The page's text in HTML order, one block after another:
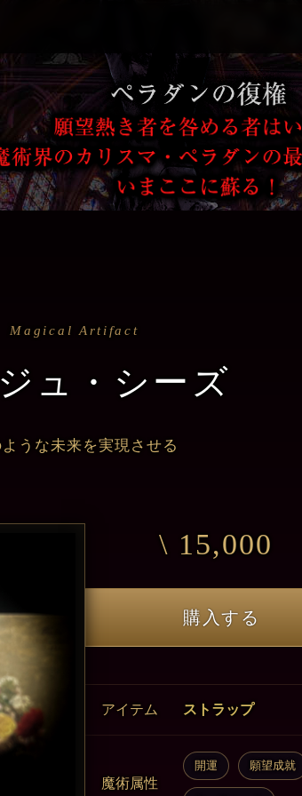
Magical Artifact
ュ・シーズ
うな未来を実現させる
\ 15,000
購入する
アイテム ストラップ
魔術属性
開運 願望成就